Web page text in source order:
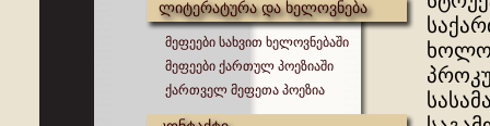
ლიტერატურა და ხელოვნება
მეფეები სახვით ხელოვნებაში
მეფეები ქართულ პოეზიაში
ქართველ მეფეთა პოეზია
ხოლო